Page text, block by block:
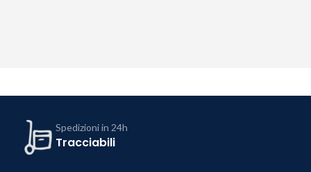
Spedizioni in 24h
Tracciabili